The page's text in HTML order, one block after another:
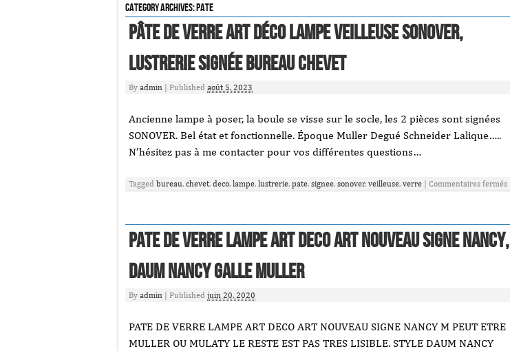
Category Archives:pate
Pâte de verre Art Déco lampe veilleuse SONOVER,
lustrerie signée bureau chevet
By admin Published août 5, 2023
Ancienne lampe à poser, la boule se visse sur le socle, les 2 pièces sont signées
SONOVER. Bel état et fonctionnelle. Époque Muller Degué Schneider Lalique…..
N’hésitez pas à me contacter pour vos différentes questions…
Tagged bureau, chevet, deco, lampe, lustrerie, pate, signee, sonover, veilleuse, verre Commentaires fermés
Pate De Verre Lampe Art Deco Art Nouveau Signe Nancy,
Daum Nancy Galle Muller
By admin Published juin 20, 2020
PATE DE VERRE LAMPE ART DECO ART NOUVEAU SIGNE NANCY M PEUT ETRE
MULLER OU MULATY LE RESTE EST PAS TRES LISIBLE. STYLE DAUM NANCY